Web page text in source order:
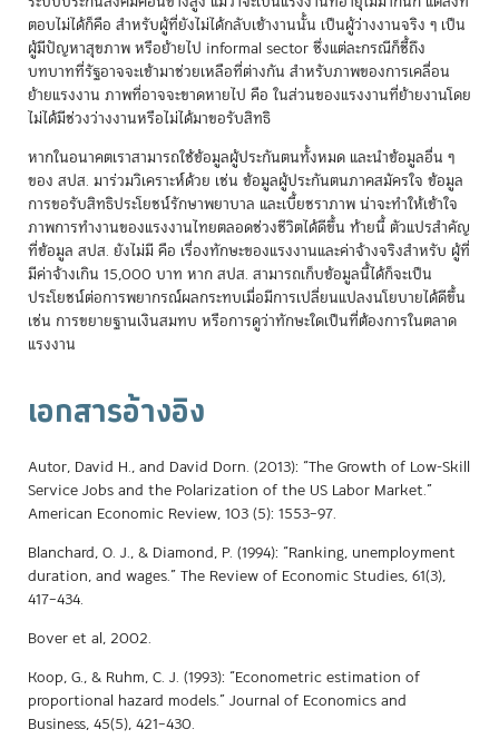
ตอบไม่ได้ก็คือ สำหรับผู้ที่ยังไม่ได้กลับเข้างานนั้น เป็นผู้ว่างงานจริง ๆ เป็น
ผู้มีปัญหาสุขภาพ หรือย้ายไป informal sector ซึ่งแต่ละกรณีก็ชี้ถึง
บทบาทที่รัฐอาจจะเข้ามาช่วยเหลือที่ต่างกัน สำหรับภาพของการเคลื่อน
ย้ายแรงงาน ภาพที่อาจจะขาดหายไป คือ ในส่วนของแรงงานที่ย้ายงานโดย
ไม่ได้มีช่วงว่างงานหรือไม่ได้มาขอรับสิทธิ
หากในอนาคตเราสามารถใช้ข้อมูลผู้ประกันตนทั้งหมด และนำข้อมูลอื่น ๆ
ของ สปส. มาร่วมวิเคราะห์ด้วย เช่น ข้อมูลผู้ประกันตนภาคสมัครใจ ข้อมูล
การขอรับสิทธิประโยชน์รักษาพยาบาล และเบี้ยชราภาพ น่าจะทำให้เข้าใจ
ภาพการทำงานของแรงงานไทยตลอดช่วงชีวิตได้ดีขึ้น ท้ายนี้ ตัวแปรสำคัญ
ที่ข้อมูล สปส. ยังไม่มี คือ เรื่องทักษะของแรงงานและค่าจ้างจริงสำหรับ ผู้ที่
มีค่าจ้างเกิน 15,000 บาท หาก สปส. สามารถเก็บข้อมูลนี้ได้ก็จะเป็น
ประโยชน์ต่อการพยากรณ์ผลกระทบเมื่อมีการเปลี่ยนแปลงนโยบายได้ดีขึ้น
เช่น การขยายฐานเงินสมทบ หรือการดูว่าทักษะใดเป็นที่ต้องการในตลาด
แรงงาน
เอกสารอ้างอิง
Autor, David H., and David Dorn. (2013): “The Growth of Low-Skill
Service Jobs and the Polarization of the US Labor Market.”
American Economic Review, 103 (5): 1553–97.
Blanchard, O. J., & Diamond, P. (1994): “Ranking, unemployment
duration, and wages.” The Review of Economic Studies, 61(3),
417–434.
Bover et al, 2002.
Koop, G., & Ruhm, C. J. (1993): “Econometric estimation of
proportional hazard models.” Journal of Economics and
Business, 45(5), 421–430.